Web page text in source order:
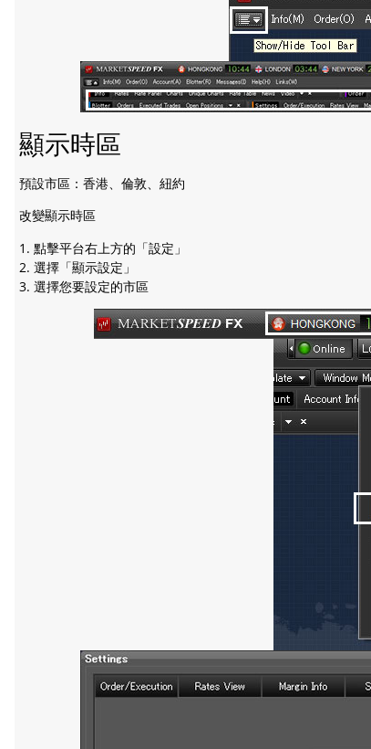
顯示時區
預設市區：香港、倫敦、紐約
改變顯示時區
1. 點擊平台右上方的「設定」
2. 選擇「顯示設定」
3. 選擇您要設定的市區